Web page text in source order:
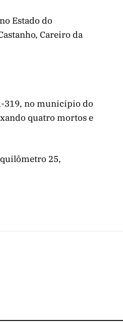
Estado do
Careiro da
319, no município do
quatro mortos e
25,